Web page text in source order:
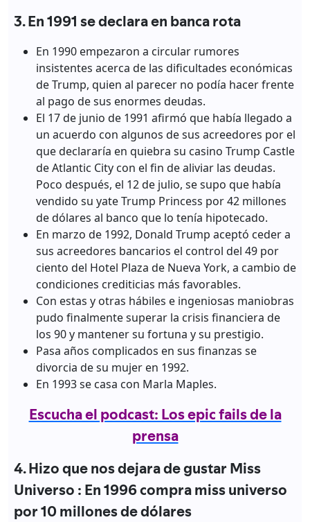
3. En 1991 se declara en banca rota
En 1990 empezaron a circular rumores
insistentes acerca de las dificultades económicas
de Trump, quien al parecer no podía hacer frente
al pago de sus enormes deudas.
El 17 de junio de 1991 afirmó que había llegado a
un acuerdo con algunos de sus acreedores por el
que declararía en quiebra su casino Trump Castle
de Atlantic City con el fin de aliviar las deudas.
Poco después, el 12 de julio, se supo que había
vendido su yate Trump Princess por 42 millones
de dólares al banco que lo tenía hipotecado.
En marzo de 1992, Donald Trump aceptó ceder a
sus acreedores bancarios el control del 49 por
ciento del Hotel Plaza de Nueva York, a cambio de
condiciones crediticias más favorables.
Con estas y otras hábiles e ingeniosas maniobras
pudo finalmente superar la crisis financiera de
los 90 y mantener su fortuna y su prestigio.
Pasa años complicados en sus finanzas se
divorcia de su mujer en 1992.
En 1993 se casa con Marla Maples.
Escucha el podcast: Los epic fails de la
prensa
4. Hizo que nos dejara de gustar Miss
Universo : En 1996 compra miss universo
por 10 millones de dólares